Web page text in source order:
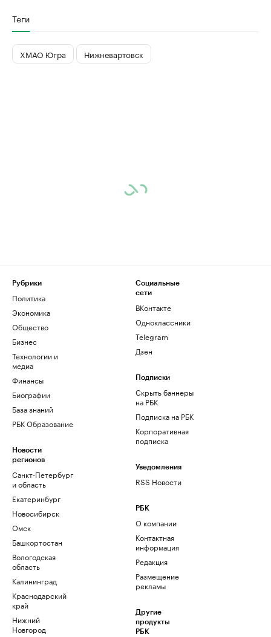
Теги
ХМАО Югра Нижневартовск
Рубрики
Политика
Экономика
Общество
Бизнес
Технологии и
медиа
Финансы
Биографии
База знаний
РБК Образование
Новости
регионов
Санкт-Петербург
и область
Екатеринбург
Новосибирск
Омск
Башкортостан
Вологодская
область
Калининград
Краснодарский
край
Нижний
Новгород
Социальные
сети
ВКонтакте
Одноклассники
Telegram
Дзен
Подписки
Скрыть баннеры
на РБК
Подписка на РБК
Корпоративная
подписка
Уведомления
RSS Новости
РБК
О компании
Контактная
информация
Редакция
Размещение
рекламы
Другие
продукты
РБК